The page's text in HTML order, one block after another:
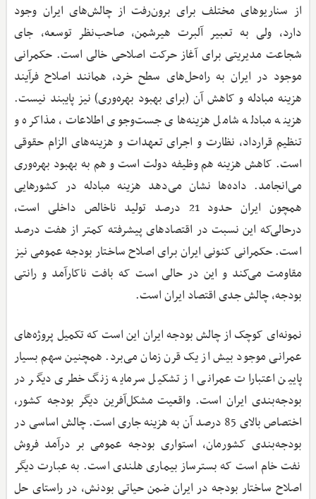
از سناریوهای مختلف برای برون‌رفت از چالش‌های ایران وجود
دارد، ولی به تعبیر آلبرت هیرشمن، صاحب‌نظر توسعه، جای
شجاعت مدیریتی برای آغاز حرکت اصلاحی خالی است. حکمرانی
موجود در ایران به راه‌حل‌های سطح خرد، همانند اصلاح فرآیند
هزینه مبادله و کاهش آن (برای بهبود بهره‌وری) نیز پایبند نیست.
هزینه مبادله شامل هزینه‌های جست‌وجوی اطلاعات، مذاکره و
تنظیم قرارداد، نظارت و اجرای تعهدات و هزینه‌های الزام حقوقی
است. کاهش هزینه هم وظیفه دولت است و هم به بهبود بهره‌وری
می‌انجامد. داده‌ها نشان می‌دهد هزینه مبادله در کشورهایی
همچون ایران حدود 21 درصد تولید ناخالص داخلی است،
درحالی‌که این نسبت در اقتصادهای پیشرفته کمتر از هفت درصد
است. حکمرانی کنونی ایران برای اصلاح ساختار بودجه عمومی نیز
مقاومت می‌کند و این در حالی است که بافت ناکارآمد و رانتی
بودجه، چالش جدی اقتصاد ایران است.
نمونه‌ای کوچک از چالش بودجه ایران این است که تکمیل پروژه‌های
عمرانی موجود بیش از یک قرن زمان می‌برد. همچنین سهم بسیار
پایین اعتبارات عمرانی از تشکیل سرمایه زنگ خطری دیگر در
بودجه‌بندی ایران است. واقعیت مشکل‌آفرین دیگر بودجه کشور،
اختصاص بالای 85 درصد آن به هزینه جاری است. چالش اساسی در
بودجه‌بندی کشورمان، استواری بودجه عمومی بر درآمد فروش
نفت خام است که بسترساز بیماری هلندی است. به عبارت دیگر
اصلاح ساختار بودجه در ایران ضمن حیاتی بودنش، در راستای حل